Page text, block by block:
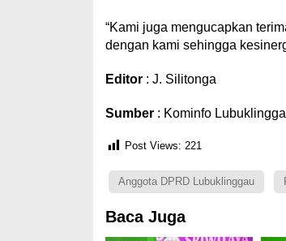
“Kami juga mengucapkan
dengan kami sehingga
Editor: J. Silitonga
Sumber: Kominfo
Post Views: 221
Anggota DPRD Lubuklinggau
Baca Juga